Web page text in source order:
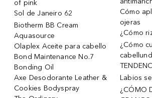
of pink
Sol de Janeiro 62
Biotherm BB Cream
Aquasource
Olaplex Aceite para cabello
Bond Maintenance No.7
Bonding Oil
Axe Desodorante Leather &
Cookies Bodyspray
Cómo
ojeras
¿Cómo
¿Cómo
Labios
¿CÓMO